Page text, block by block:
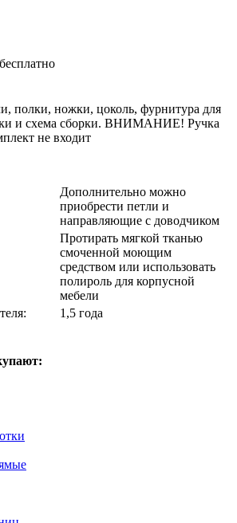
полки, ножки, цоколь, фурнитура для
и схема сборки. ВНИМАНИЕ! Ручка
не входит
Дополнительно можно
приобрести петли и
направляющие с доводчиком
Протирать мягкой тканью
смоченной моющим
средством или использовать
полироль для корпусной
мебели
1,5 года